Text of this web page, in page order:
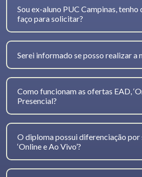
Sou ex-aluno PUC Campinas,
faço para solicitar?
Serei informado se posso realizar a
Como funcionam as ofertas EAD,
Presencial?
O diploma possui diferenciação por
‘Online e Ao Vivo’?